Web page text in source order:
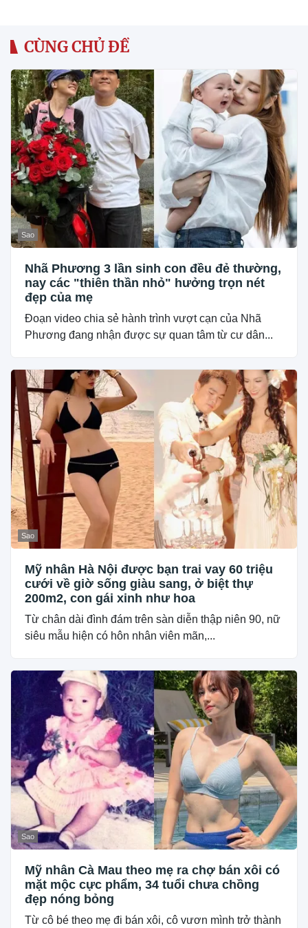
CÙNG CHỦ ĐỀ
Sao
Nhã Phương 3 lần sinh con đều đẻ thường,
nay các "thiên thần nhỏ" hưởng trọn nét
đẹp của mẹ
Đoạn video chia sẻ hành trình vượt cạn của Nhã
Phương đang nhận được sự quan tâm từ cư dân...
Sao
Mỹ nhân Hà Nội được bạn trai vay 60 triệu
cưới về giờ sống giàu sang, ở biệt thự
200m2, con gái xinh như hoa
Từ chân dài đình đám trên sàn diễn thập niên 90, nữ
siêu mẫu hiện có hôn nhân viên mãn,...
Sao
Mỹ nhân Cà Mau theo mẹ ra chợ bán xôi có
mặt mộc cực phẩm, 34 tuổi chưa chồng
đẹp nóng bỏng
Từ cô bé theo mẹ đi bán xôi, cô vươn mình trở thành